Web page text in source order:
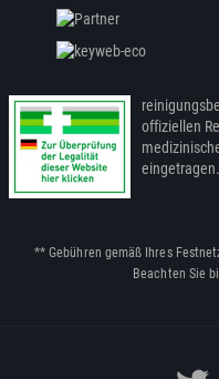
offiziellen
eingetragen.
** Gebühren gemäß Ihres
Beachten Sie